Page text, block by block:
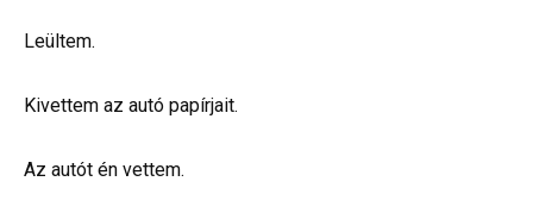
Leültem.
Kivettem az autó papírjait.
Az autót én vettem.